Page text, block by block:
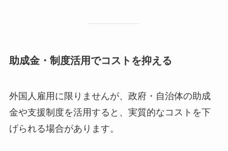
助成金・制度活用でコストを抑える
外国人雇用に限りませんが、政府・自治体の助成
金や支援制度を活用すると、実質的なコストを下
げられる場合があります。